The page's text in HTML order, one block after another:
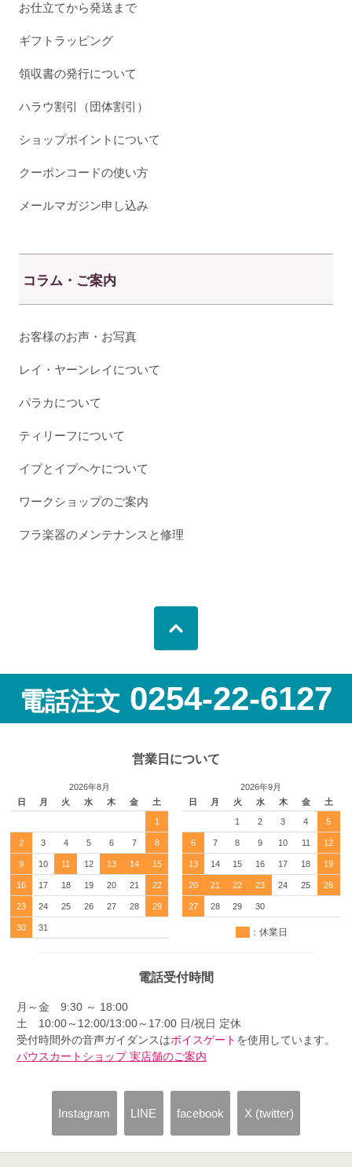
お仕立てから発送まで
ギフトラッピング
領収書の発行について
ハラウ割引（団体割引）
ショップポイントについて
クーポンコードの使い方
メールマガジン申し込み
コラム・ご案内
お客様のお声・お写真
レイ・ヤーンレイについて
パラカについて
ティリーフについて
イプとイプヘケについて
ワークショップのご案内
フラ楽器のメンテナンスと修理
電話注文 0254-22-6127
営業日について
2026年8月
日
月 火 水 木 金 土
1
2 3 4 5 6 7 8
9 10 11 12 13 14 15
16 17 18 19 20 21 22
23 24 25 26 27 28 29
30 31
2026年9月
日
月 火 水 木 金 土
1 2 3 4 5
6 7 8 9 10 11 12
13 14 15 16 17 18 19
20 21 22 23 24 25 26
27 28 29 30
：休業日
電話受付時間
月～金 9:30 ～ 18:00
土 10:00～12:00/13:00～17:00 日/祝日 定休
受付時間外の音声ガイダンスはボイスゲート を使用しています。
パウスカートショップ 実店舗のご案内
Instagram LINE facebook X (twitter)